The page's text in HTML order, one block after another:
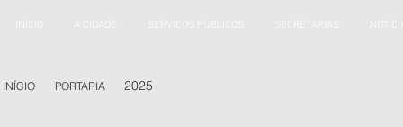
A CIDADE SECRETARIAS
INÍCIO PORTARIA 2025